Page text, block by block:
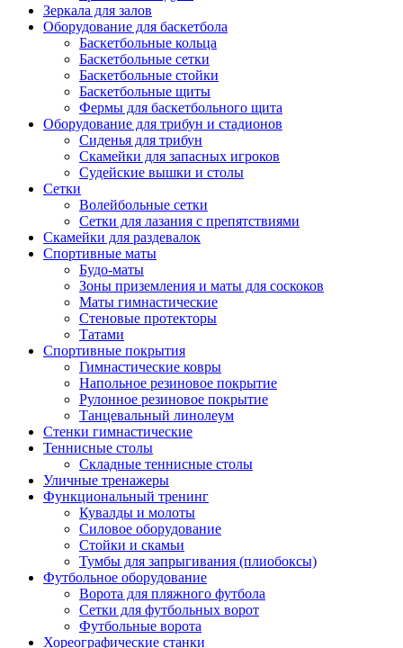
Зеркала для залов
Оборудование для баскетбола
Баскетбольные кольца
Баскетбольные сетки
Баскетбольные стойки
Баскетбольные щиты
Фермы для баскетбольного щита
Оборудование для трибун и стадионов
Сиденья для трибун
Скамейки для запасных игроков
Судейские вышки и столы
Сетки
Волейбольные сетки
Сетки для лазания с препятствиями
Скамейки для раздевалок
Спортивные маты
Будо-маты
Зоны приземления и маты для соскоков
Маты гимнастические
Стеновые протекторы
Татами
Спортивные покрытия
Гимнастические ковры
Напольное резиновое покрытие
Рулонное резиновое покрытие
Танцевальный линолеум
Стенки гимнастические
Теннисные столы
Складные теннисные столы
Уличные тренажеры
Функциональный тренинг
Кувалды и молоты
Силовое оборудование
Стойки и скамьи
Тумбы для запрыгивания (плиобоксы)
Футбольное оборудование
Ворота для пляжного футбола
Сетки для футбольных ворот
Футбольные ворота
Хореографические станки